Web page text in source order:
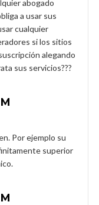
abogado
a usar sus
cualquier
si los sitios
alegando
sus servicios???
Por ejemplo su
superior